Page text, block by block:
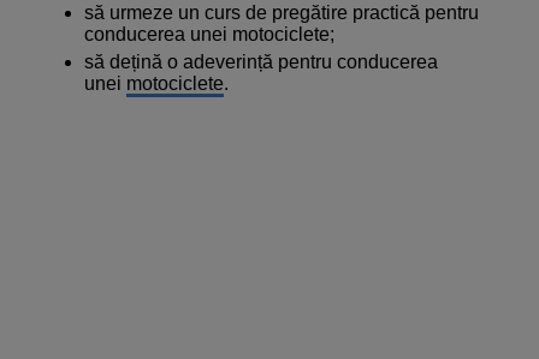
să urmeze un curs de pregătire practică pentru
conducerea unei motociclete;
să dețină o adeverință pentru conducerea
unei motociclete.